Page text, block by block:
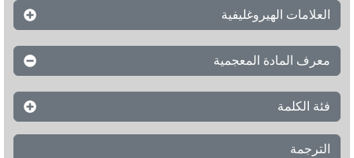
العلامات الهيروغليفية
معرف المادة المعجمية
فئة الكلمة
الترجمة